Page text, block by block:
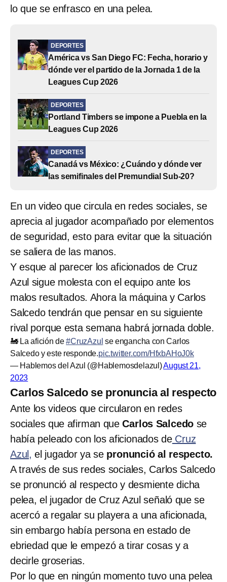
lo que se enfrasco en una pelea.
DEPORTES
América vs San Diego FC: Fecha, horario y
dónde ver el partido de la Jornada 1 de la
Leagues Cup 2026
DEPORTES
Portland Timbers se impone a Puebla en la
Leagues Cup 2026
DEPORTES
Canadá vs México: ¿Cuándo y dónde ver
las semifinales del Premundial Sub-20?
En un video que circula en redes sociales, se
aprecia al jugador acompañado por elementos
de seguridad, esto para evitar que la situación
se saliera de las manos.
Y esque al parecer los aficionados de Cruz
Azul sigue molesta con el equipo ante los
malos resultados. Ahora la máquina y Carlos
Salcedo tendrán que pensar en su siguiente
rival porque esta semana habrá jornada doble.
🚂 La afición de#CruzAzul se engancha con Carlos
Salcedo y este responde.pic.twitter.com/HfxbAHoJ0k
— Hablemos del Azul (@Hablemosdelazul)August 21,
2023
Carlos Salcedo se pronuncia al respecto
Ante los videos que circularon en redes
sociales que afirman queCarlos Salcedo se
había peleado con los aficionados deCruz
Azul, el jugador ya se pronunció al respecto.
A través de sus redes sociales, Carlos Salcedo
se pronunció al respecto y desmiente dicha
pelea, el jugador de Cruz Azul señaló que se
acercó a regalar su playera a una aficionada,
sin embargo había persona en estado de
ebriedad que le empezó a tirar cosas y a
decirle groserias.
Por lo que en ningún momento tuvo una pelea